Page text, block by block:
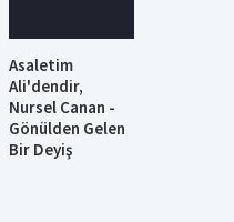
Asaletim
Ali'dendir,
Nursel Canan -
Gönülden Gelen
Bir Deyiş